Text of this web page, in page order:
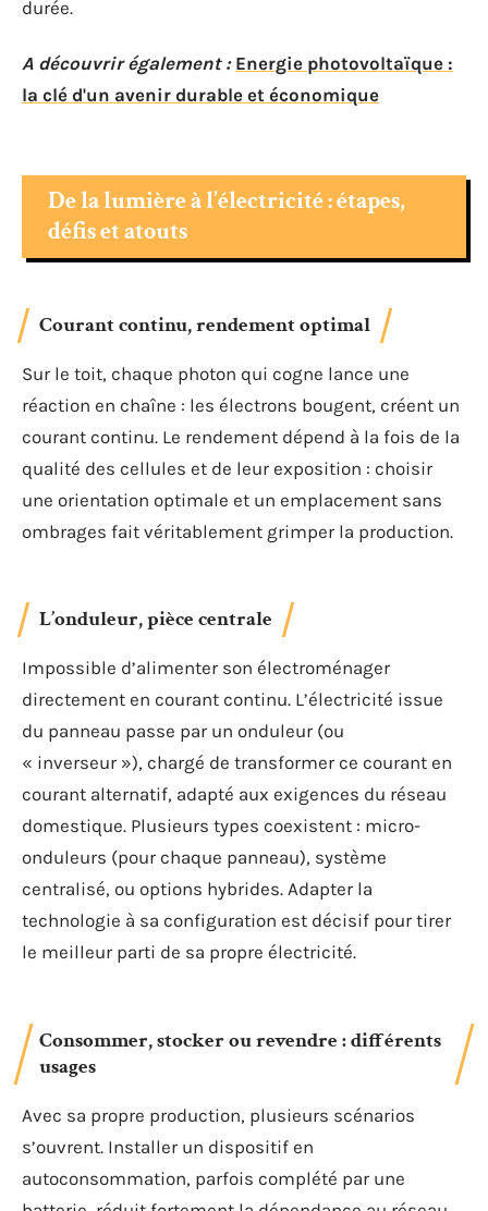
durée.
A découvrir également : Energie photovoltaïque :
la clé d'un avenir durable et économique
De la lumière à l’électricité : étapes,
défis et atouts
Courant continu, rendement optimal
Sur le toit, chaque photon qui cogne lance une
réaction en chaîne : les électrons bougent, créent un
courant continu. Le rendement dépend à la fois de la
qualité des cellules et de leur exposition : choisir
une orientation optimale et un emplacement sans
ombrages fait véritablement grimper la production.
L’onduleur, pièce centrale
Impossible d’alimenter son électroménager
directement en courant continu. L’électricité issue
du panneau passe par un onduleur (ou
« inverseur »), chargé de transformer ce courant en
courant alternatif, adapté aux exigences du réseau
domestique. Plusieurs types coexistent : micro-
onduleurs (pour chaque panneau), système
centralisé, ou options hybrides. Adapter la
technologie à sa configuration est décisif pour tirer
le meilleur parti de sa propre électricité.
Consommer, stocker ou revendre : différents
usages
Avec sa propre production, plusieurs scénarios
s’ouvrent. Installer un dispositif en
autoconsommation, parfois complété par une